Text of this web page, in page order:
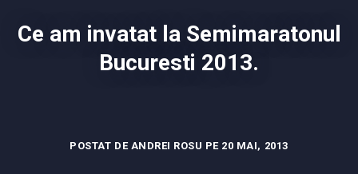
Ce am invatat la Semimaratonul
Bucuresti 2013.
POSTAT DE ANDREI ROSU PE 20 MAI, 2013